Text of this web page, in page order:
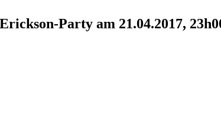
Party am 21.04.2017,